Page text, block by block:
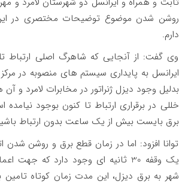
روشن شدن موضوع توضیحات مختصری در
دارم.
وی گفت: از آنجایی که شاهرگ اصلی ارتباط
ایرانسل به پایداری سیستم های منصوبه در مرکز
بدلیل وجود دیزل ژنراتور در مخابرات لامرد و
خللی در برقراری ارتباط تا کنون بوجود
برق بایست بیش از یک ساعت بدون ارتباط
توانا افزود: اما در زمان قطع برق و روشن شدن
یک وقفه 30 ثانیه ای وجود دارد که
شهر به برق دیزل، این مدت زمان کوتاه تامین